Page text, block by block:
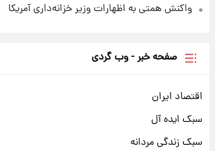
واکنش همتی به اظهارات وزیر خزانه‌داری آمریکا
صفحه خبر - وب گردی
اقتصاد ایران
سبک ایده آل
سبک زندگی مردانه